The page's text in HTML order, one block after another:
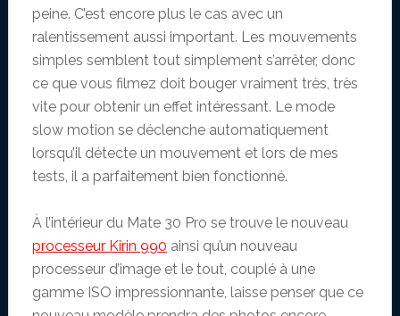
peine. C’est encore plus le cas avec un
ralentissement aussi important. Les mouvements
simples semblent tout simplement s’arrêter, donc
ce que vous filmez doit bouger vraiment très, très
vite pour obtenir un effet intéressant. Le mode
slow motion se déclenche automatiquement
lorsqu’il détecte un mouvement et lors de mes
tests, il a parfaitement bien fonctionné.
À l’intérieur du Mate 30 Pro se trouve le nouveau
processeur Kirin 990 ainsi qu’un nouveau
processeur d’image et le tout, couplé à une
gamme ISO impressionnante, laisse penser que ce